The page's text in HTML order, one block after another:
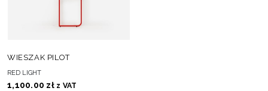
WIESZAK PILOT
RED LIGHT
1,100.00 zł z VAT